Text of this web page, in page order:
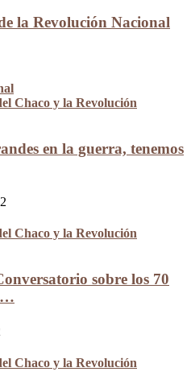
la Revolución Nacional
Chaco y la Revolución
en la guerra, tenemos
Chaco y la Revolución
sobre los 70
Chaco y la Revolución